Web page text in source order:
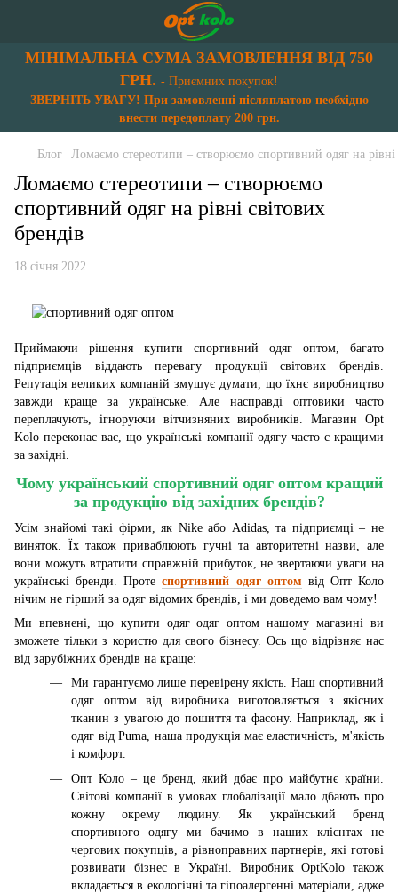
МІНІМАЛЬНА СУМА ЗАМОВЛЕННЯ ВІД 750
ГРН. - Приємних покупок!
ЗВЕРНІТЬ УВАГУ! При замовленні післяплатою необхідно
внести передоплату 200 грн.
Блог Ломаємо стереотипи – створюємо спортивний одяг на рівні
Ломаємо стереотипи – створюємо
спортивний одяг на рівні світових
брендів
18 січня 2022
Приймаючи рішення купити спортивний одяг оптом, багато
підприємців віддають перевагу продукції світових брендів.
Репутація великих компаній змушує думати, що їхнє виробництво
завжди краще за українське. Але насправді оптовики часто
переплачують, ігноруючи вітчизняних виробників. Магазин Opt
Kolo переконає вас, що українські компанії одягу часто є кращими
за західні.
Чому український спортивний одяг оптом кращий
за продукцію від західних брендів?
Усім знайомі такі фірми, як Nike або Adidas, та підприємці – не
виняток. Їх також приваблюють гучні та авторитетні назви, але
вони можуть втратити справжній прибуток, не звертаючи уваги на
українські бренди. Протеспортивний одяг оптом від Опт Коло
нічим не гірший за одяг відомих брендів, і ми доведемо вам чому!
Ми впевнені, що купити одяг одяг оптом нашому магазині ви
зможете тільки з користю для свого бізнесу. Ось що відрізняє нас
від зарубіжних брендів на краще:
Ми гарантуємо лише перевірену якість. Наш спортивний
одяг оптом від виробника виготовляється з якісних
тканин з увагою до пошиття та фасону. Наприклад, як і
одяг від Puma, наша продукція має еластичність, м'якість
і комфорт.
Опт Коло – це бренд, який дбає про майбутнє країни.
Світові компанії в умовах глобалізації мало дбають про
кожну окрему людину. Як український бренд
спортивного одягу ми бачимо в наших клієнтах не
чергових покупців, а рівноправних партнерів, які готові
розвивати бізнес в Україні. Виробник OptKolo також
вкладається в екологічні та гіпоалергенні матеріали, адже